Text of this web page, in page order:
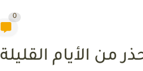
0
يحذر من الأيام القليلة